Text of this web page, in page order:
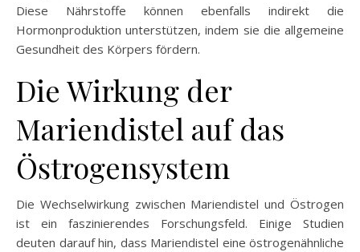
Diese Nährstoffe können ebenfalls indirekt die
Hormonproduktion unterstützen, indem sie die allgemeine
Gesundheit des Körpers fördern.
Die Wirkung der
Mariendistel auf das
Östrogensystem
Die Wechselwirkung zwischen Mariendistel und Östrogen
ist ein faszinierendes Forschungsfeld. Einige Studien
deuten darauf hin, dass Mariendistel eine östrogenähnliche